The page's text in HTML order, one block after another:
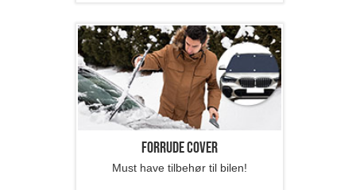
Forrude cover
Must have tilbehør til bilen!